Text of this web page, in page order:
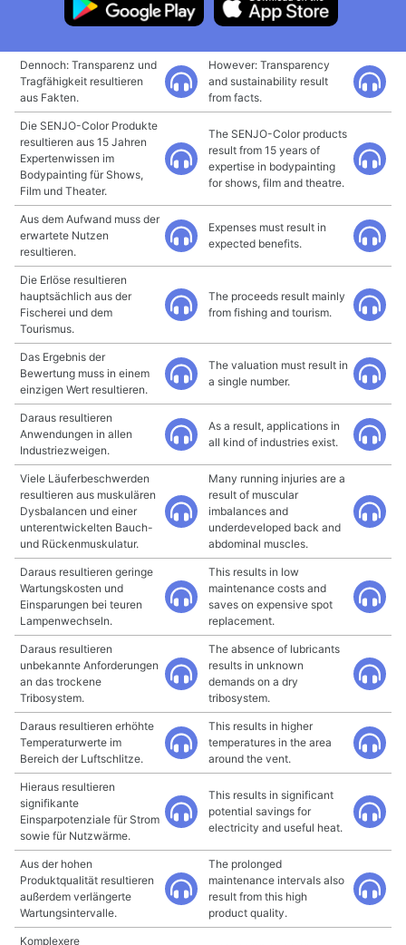
Dennoch: Transparenz und
Tragfähigkeit resultieren
aus Fakten.
However: Transparency
and sustainability result
from facts.
Die SENJO-Color Produkte
resultieren aus 15 Jahren
Expertenwissen im
Bodypainting für Shows,
Film und Theater.
The SENJO-Color products
result from 15 years of
expertise in bodypainting
for shows, film and theatre.
Aus dem Aufwand muss der
erwartete Nutzen
resultieren.
Expenses must result in
expected benefits.
Die Erlöse resultieren
hauptsächlich aus der
Fischerei und dem
Tourismus.
The proceeds result mainly
from fishing and tourism.
Das Ergebnis der
Bewertung muss in einem
einzigen Wert resultieren.
The valuation must result in
a single number.
Daraus resultieren
Anwendungen in allen
Industriezweigen.
As a result, applications in
all kind of industries exist.
Viele Läuferbeschwerden
resultieren aus muskulären
Dysbalancen und einer
unterentwickelten Bauch-
und Rückenmuskulatur.
Many running injuries are a
result of muscular
imbalances and
underdeveloped back and
abdominal muscles.
Daraus resultieren geringe
Wartungskosten und
Einsparungen bei teuren
Lampenwechseln.
This results in low
maintenance costs and
saves on expensive spot
replacement.
Daraus resultieren
unbekannte Anforderungen
an das trockene
Tribosystem.
The absence of lubricants
results in unknown
demands on a dry
tribosystem.
Daraus resultieren erhöhte
Temperaturwerte im
Bereich der Luftschlitze.
This results in higher
temperatures in the area
around the vent.
Hieraus resultieren
signifikante
Einsparpotenziale für Strom
sowie für Nutzwärme.
This results in significant
potential savings for
electricity and useful heat.
Aus der hohen
Produktqualität resultieren
außerdem verlängerte
Wartungsintervalle.
The prolonged
maintenance intervals also
result from this high
product quality.
Komplexere